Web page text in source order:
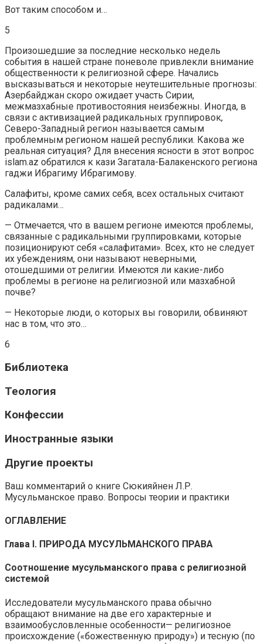
Вот таким способом и…
5
Произошедшие за последние несколько недель
события в нашей стране поневоле привлекли внимание
общественности к религиозной сфере. Начались
высказываться и некоторые неутешительные прогнозы:
Азербайджан скоро ожидает участь Сирии,
межмазхабные противостояния неизбежны. Иногда, в
связи с активизацией радикальных группировок,
Северо-Западный регион называется самым
проблемным регионом нашей республики. Какова же
реальная ситуация? Для внесения ясности в этот вопрос
islam.az обратился к кази Загатала-Балакенского региона
гаджи Ибрагиму Ибрагимову.
Салафиты, кроме самих себя, всех остальных считают
радикалами…
— Отмечается, что в вашем регионе имеются проблемы,
связанные с радикальными группировками, которые
позиционируют себя «салафитами». Всех, кто не следует
их убеждениям, они называют неверными,
отошедшими от религии. Имеются ли какие-либо
проблемы в регионе на религиозной или мазхабной
почве?
— Некоторые люди, о которых вы говорили, обвиняют
нас в том, что это…
6
Библиотека
Теология
Конфессии
Иностранные языки
Другие проекты
Ваш комментарий о книге Сюкияйнен Л.Р.
Мусульманское право. Вопросы теории и практики
ОГЛАВЛЕНИЕ
Глава I. ПРИРОДА МУСУЛЬМАНСКОГО ПРАВА
Соотношение мусульманского права с религиозной
системой
Исследователи мусульманского права обычно
обращают внимание на две его характерные и
взаимообусловленные особенности— религиозное
происхождение («божественную природу») и тесную (по